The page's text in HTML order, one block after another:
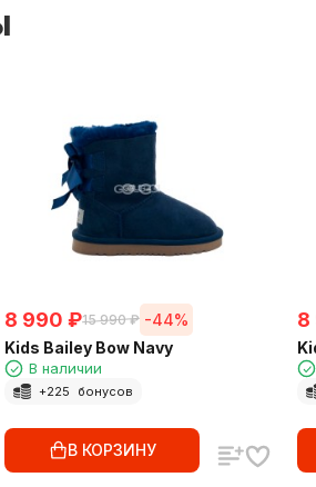
8 990 ₽15 990 ₽ -44%
Kids Bailey Bow Navy
В наличии
+225 бонусов
В КОРЗИНУ
8